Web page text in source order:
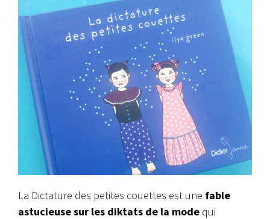
La Dictature des petites couettes est une fable
astucieuse sur les diktats de la mode qui